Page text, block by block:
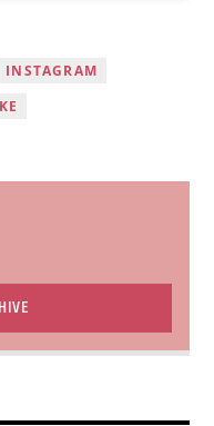
INSTAGRAM